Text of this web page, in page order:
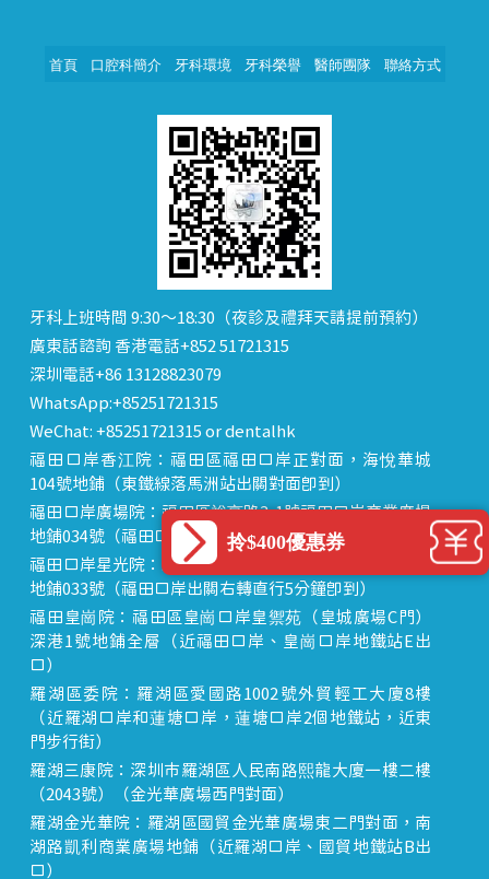
首頁 口腔科簡介 牙科環境 牙科榮譽 醫師團隊 聯絡方式
牙科上班時間 9:30～18:30（夜診及禮拜天請提前預約）
廣東話諮詢 香港電話+852 51721315
深圳電話+86 13128823079
WhatsApp:+85251721315
WeChat: +85251721315 or dentalhk
福田口岸香江院：福田區福田口岸正對面，海悅華城
104號地鋪（東鐵線落馬洲站出關對面即到）
福田口岸廣場院：福田區裕亨路3-1號福田口岸商業廣場
地鋪034號（福田口岸出關右轉直行5分鐘即到）
福田口岸星光院：福田區裕亨路3-1號福田口岸商業廣場
地鋪033號（福田口岸出關右轉直行5分鐘即到）
福田皇崗院：福田區皇崗口岸皇禦苑（皇城廣場C門）
深港1號地鋪全層（近福田口岸、皇崗口岸地鐵站E出
口）
羅湖區委院：羅湖區愛國路1002號外貿輕工大廈8樓
（近羅湖口岸和蓮塘口岸，蓮塘口岸2個地鐵站，近東
門步行街）
羅湖三康院：深圳市羅湖區人民南路熙龍大廈一樓二樓
（2043號）（金光華廣場西門對面）
羅湖金光華院：羅湖區國貿金光華廣場東二門對面，南
湖路凱利商業廣場地鋪（近羅湖口岸、國貿地鐵站B出
口）
拎$400優惠券